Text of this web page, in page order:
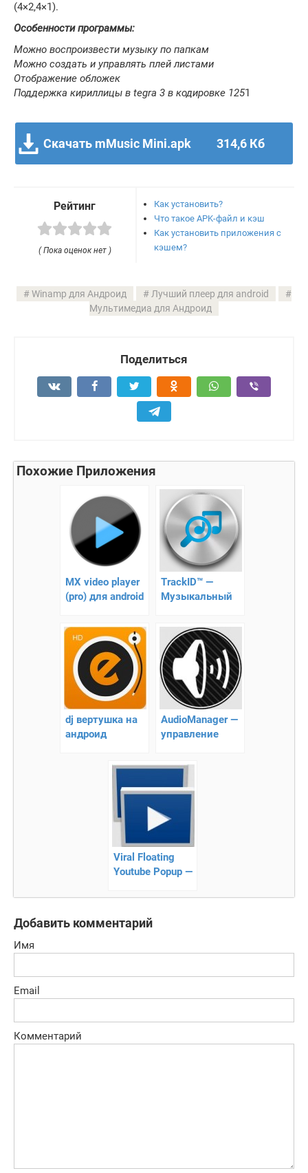
(4×2,4×1).
Особенности программы:
Можно воспроизвести музыку по папкам
Можно создать и управлять плей листами
Отображение обложек
Поддержка кириллицы в tegra 3 в кодировке 1251
Скачать mMusic Mini.apk 314,6 Кб
Рейтинг
( Пока оценок нет )
Как установить?
Что такое APK-файл и кэш
Как установить приложения с
кэшем?
Winamp для Андроид
Лучший плеер для android
Мультимедиа для Андроид
Поделиться
Похожие Приложения
MX video player
(pro) для android
TrackID™ —
Музыкальный
для Android
dj вертушка на
андроид
AudioManager —
управление
андроид
Viral Floating
Youtube Popup —
для youtube с
окном
Добавить комментарий
Имя
Email
Комментарий